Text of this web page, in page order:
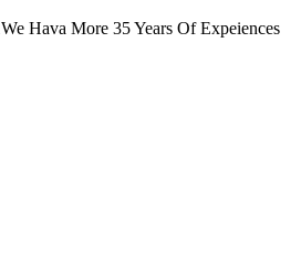
We Hava More 35 Years Of Expeiences